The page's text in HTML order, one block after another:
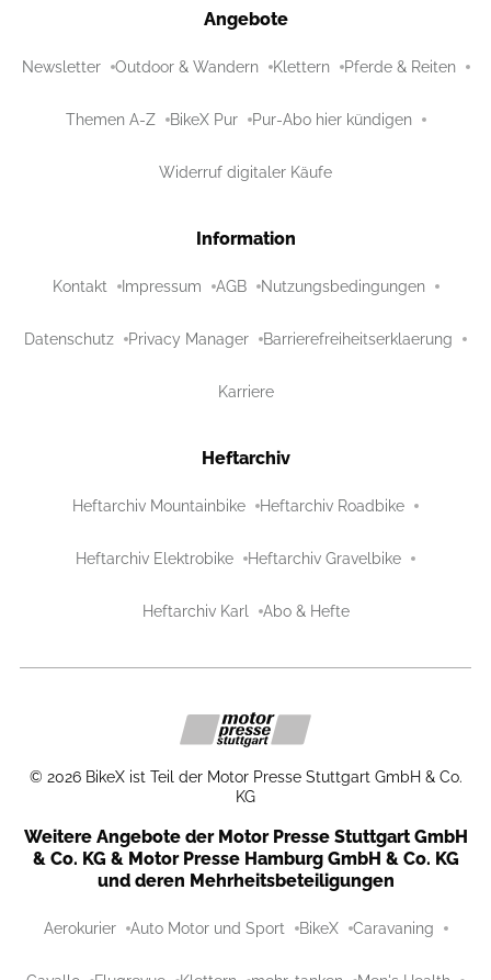
Angebote
Newsletter Outdoor & Wandern Klettern Pferde & Reiten
Themen A-Z BikeX Pur Pur-Abo hier kündigen
Widerruf digitaler Käufe
Information
Kontakt Impressum AGB Nutzungsbedingungen
Datenschutz Privacy Manager Barrierefreiheitserklaerung
Karriere
Heftarchiv
Heftarchiv Mountainbike Heftarchiv Roadbike
Heftarchiv Elektrobike Heftarchiv Gravelbike
Heftarchiv Karl Abo & Hefte
© 2026 BikeX ist Teil der Motor Presse Stuttgart GmbH & Co.
KG
Weitere Angebote der Motor Presse Stuttgart GmbH
& Co. KG & Motor Presse Hamburg GmbH & Co. KG
und deren Mehrheitsbeteiligungen
Aerokurier Auto Motor und Sport BikeX Caravaning